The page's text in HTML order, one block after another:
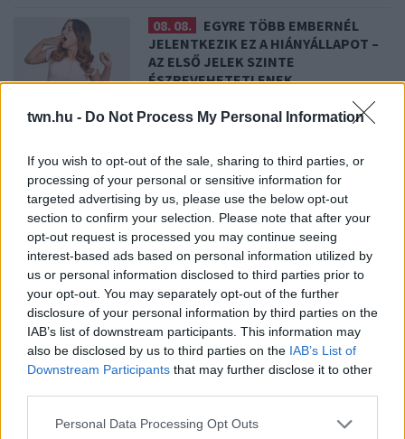
twn.hu - Do Not Process My Personal Information
If you wish to opt-out of the sale, sharing to third parties, or
processing of your personal or sensitive information for
targeted advertising by us, please use the below opt-out
section to confirm your selection. Please note that after your
opt-out request is processed you may continue seeing
interest-based ads based on personal information utilized by
us or personal information disclosed to third parties prior to
your opt-out. You may separately opt-out of the further
disclosure of your personal information by third parties on the
IAB’s list of downstream participants. This information may
also be disclosed by us to third parties on the IAB’s List of
Downstream Participants that may further disclose it to other
Please note that this website/app uses one or more Google
Personal Data Processing Opt Outs
08. 08.
EGYRE TÖBB EMBERNÉL
JELENTKEZIK EZ A HIÁNYÁLLAPOT –
AZ ELSŐ JELEK SZINTE
ÉSZREVEHETETLENEK
SZERVEZETED FONTOS DOLOGRA
PRÓBÁL FIGYELMEZTETNI
Figyelj a jelekre!
08. 06.
ORVOS FIGYELMEZTET: EZT
AZ APRÓ REGGELI TÜNETET NE
SÖPÖRD A SZŐNYEG ALÁ
Fontos!
08. 05.
EZÉRT PÁRÁSODIK BE ÁLLANDÓAN AZ ABLAK –
EGYSZERŰBB A MEGOLDÁS, MINT GONDOLNÁD
Villámgyors megoldás
NEM ECETTEL ÉS NEM SZÓDABIKARBÓNÁVAL: